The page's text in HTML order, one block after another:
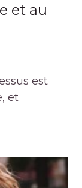
et au
est
et